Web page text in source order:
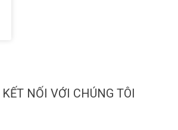
KẾT NỐI VỚI CHÚNG TÔI